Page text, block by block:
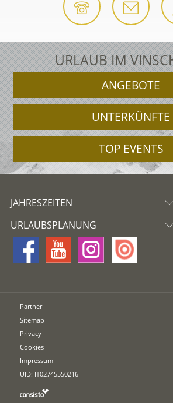
URLAUB IM
ANGEBOTE
UNTERKÜNFTE
TOP EVENTS
JAHRESZEITEN
URLAUBSPLANUNG
Partner
Sitemap
Privacy
Cookies
Impressum
UID: IT02745550216